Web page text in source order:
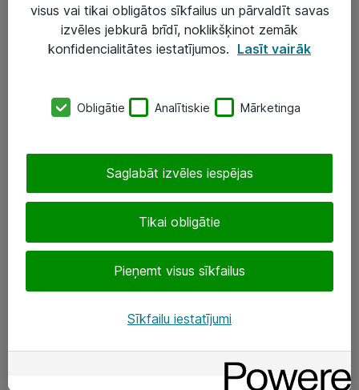
IT infrastruktūra
Darba vietu IT risinājumi
SIA „ATEA”
+(371) 67 81 90 50
eShop@atea.lv
Sekojiet mums
visus vai tikai obligātos sīkfailus un pārvaldīt savas
izvēles jebkurā brīdī, noklikšķinot zemāk
konfidencialitātes iestatījumos. Lasīt vairāk
Obligātie Analītiskie Mārketinga
Tikai obligātie
Pieņemt visus sīkfailus
Saglabāt izvēles iespējas
Sīkfailu iestatījumi